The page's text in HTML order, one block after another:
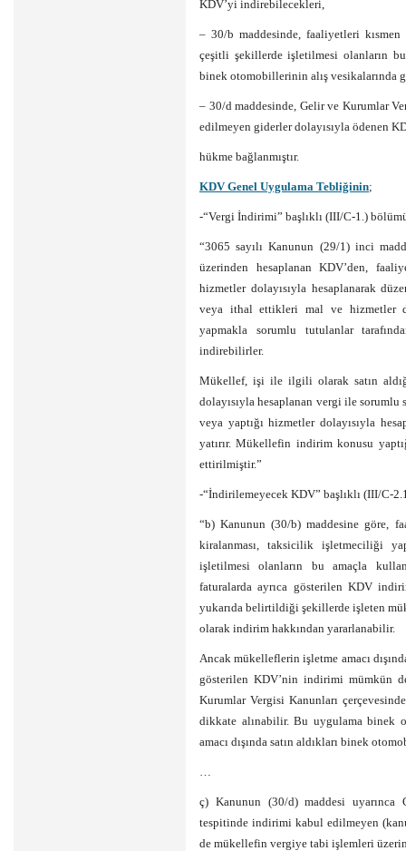
KDV’yi indirebilecekleri,
– 30/b maddesinde, faaliyetleri
çeşitli şekillerde işletilmesi olanların
binek otomobillerinin alış vesikalarında
– 30/d maddesinde, Gelir ve Kurumlar
edilmeyen giderler dolayısıyla ödenen
hükme bağlanmıştır.
KDV Genel Uygulama Tebliğinin;
-“Vergi İndirimi” başlıklı (III/C-1.)
“3065 sayılı Kanunun (29/1) inci
üzerinden hesaplanan KDV’den,
hizmetler dolayısıyla hesaplanarak
veya ithal ettikleri mal ve hizmetler
yapmakla sorumlu tutulanlar
indirebilirler.
Mükellef, işi ile ilgili olarak satın
dolayısıyla hesaplanan vergi ile
veya yaptığı hizmetler dolayısıyla
yatırır. Mükellefin indirim konusu
ettirilmiştir.”
-“İndirilemeyecek KDV” başlıklı (III/C-
“b) Kanunun (30/b) maddesine göre,
kiralanması, taksicilik işletmeciliği
işletilmesi olanların bu amaçla
faturalarda ayrıca gösterilen KDV
yukarıda belirtildiği şekillerde işleten
olarak indirim hakkından yararlanabilir.
Ancak mükelleflerin işletme amacı
gösterilen KDV’nin indirimi mümkün
Kurumlar Vergisi Kanunları
dikkate alınabilir. Bu uygulama binek
amacı dışında satın aldıkları binek
…
ç) Kanunun (30/d) maddesi uyarınca
tespitinde indirimi kabul edilmeyen
de mükellefin vergiye tabi işlemleri